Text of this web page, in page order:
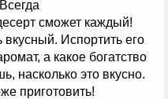
сможет каждый!
вкусный. Испортить его
а какое богатство
насколько это вкусно.
приготовить!